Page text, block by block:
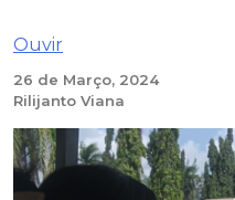
Ouvir
26 de Março, 2024
Rilijanto Viana